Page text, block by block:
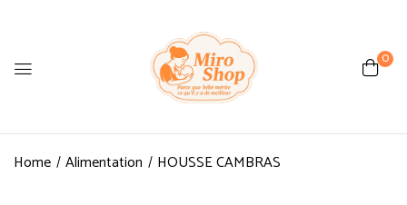
0
Home Alimentation HOUSSE CAMBRAS